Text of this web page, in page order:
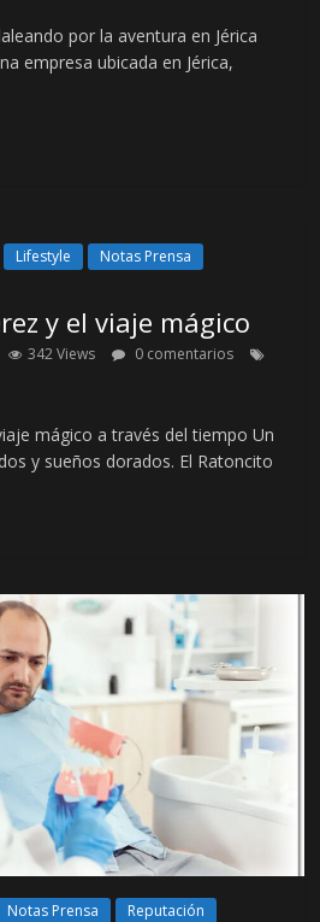
por la aventura en Jérica
empresa ubicada en Jérica,
Lifestyle
Notas Prensa
y el viaje mágico
342 Views
0 comentarios
mágico a través del tiempo Un
y sueños dorados. El Ratoncito
Notas Prensa Reputación